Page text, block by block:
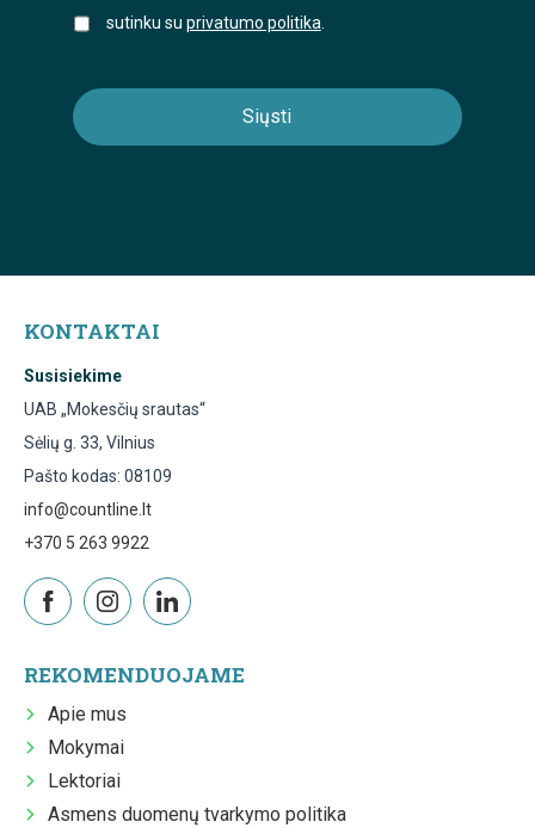
sutinku su privatumo politika
KONTAKTAI
Susisiekime
UAB „Mokesčių srautas“
Sėlių g. 33, Vilnius
Pašto kodas: 08109
info@countline.lt
+370 5 263 9922
REKOMENDUOJAME
Apie mus
Mokymai
Lektoriai
Asmens duomenų tvarkymo politika